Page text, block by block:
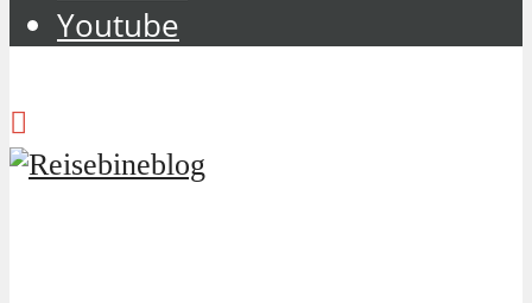
Youtube